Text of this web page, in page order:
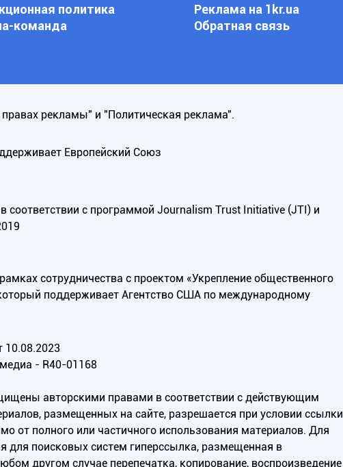
политика
Реклама на 1kr.ua
команда
Обратная связь
рекламы" и "Политическая реклама".
Европейский Союз
соответствии с программой Journalism Trust Initiative (JTI) и
сотрудничества с проектом «Укрепление общественного
поддерживает Агентство США по международному
10.08.2023
- R40-01168
авторскими правами в соответствии с действующим
размещенных на сайте, разрешается при условии ссылки
от полного или частичного использования материалов. Для
для поисковых систем гиперссылка, размещенная в
другом случае перепечатка, копирование, воспроизведение